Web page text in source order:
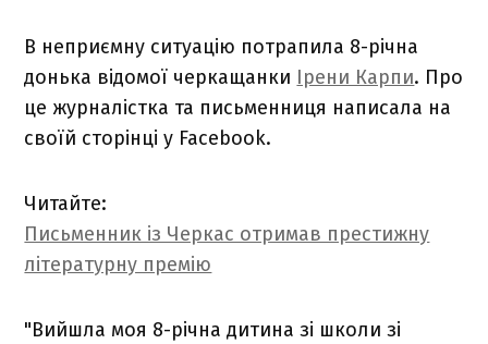
В неприємну ситуацію потрапила 8-річна
донька відомої черкащанки Ірени Карпи. Про
це журналістка та письменниця написала на
своїй сторінці у Facebook.
Читайте:
Письменник із Черкас отримав престижну
літературну премію
"Вийшла моя 8-річна дитина зі школи зі